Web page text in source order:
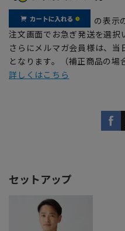
の表示
注文画面でお急ぎ発送を選択
さらにメルマガ会員様は、
となります。（補正商品の場
詳しくはこちら